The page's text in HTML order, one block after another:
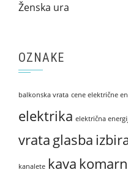
Ženska ura
OZNAKE
balkonska vrata cene električne
elektrika električna
vrata glasba
kanalete kava